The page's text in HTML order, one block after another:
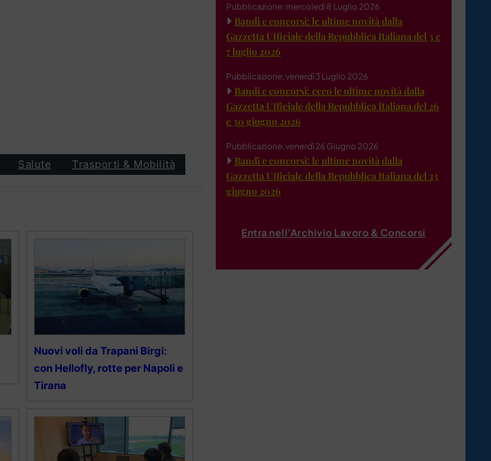
Salute Trasporti & Mobilità
Nuovi voli da Trapani Birgi:
con Hellofly, rotte per Napoli e
Tirana
Pubblicazione: mercoledì 8 Luglio 2026
Bandi e concorsi: le ultime novità dalla
Gazzetta Ufficiale della Repubblica Italiana del 3 e
7 luglio 2026
Pubblicazione: venerdì 3 Luglio 2026
Bandi e concorsi: ecco le ultime novità dalla
Gazzetta Ufficiale della Repubblica Italiana del 26
e 30 giugno 2026
Pubblicazione: venerdì 26 Giugno 2026
Bandi e concorsi: le ultime novità dalla
Gazzetta Ufficiale della Repubblica Italiana del 23
giugno 2026
Entra nell'Archivio Lavoro & Concorsi